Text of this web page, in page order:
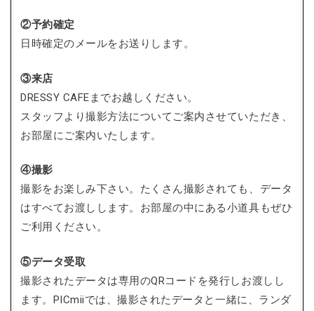
②予約確定
日時確定のメールをお送りします。
③来店
DRESSY CAFEまでお越しください。
スタッフより撮影方法についてご案内させていただき、
お部屋にご案内いたします。
④撮影
撮影をお楽しみ下さい。たくさん撮影されても、データ
はすべてお渡しします。お部屋の中にある小道具もぜひ
ご利用ください。
⑤データ受取
撮影されたデータは専用のQRコードを発行しお渡しし
ます。PICmiiでは、撮影されたデータと一緒に、ランダ